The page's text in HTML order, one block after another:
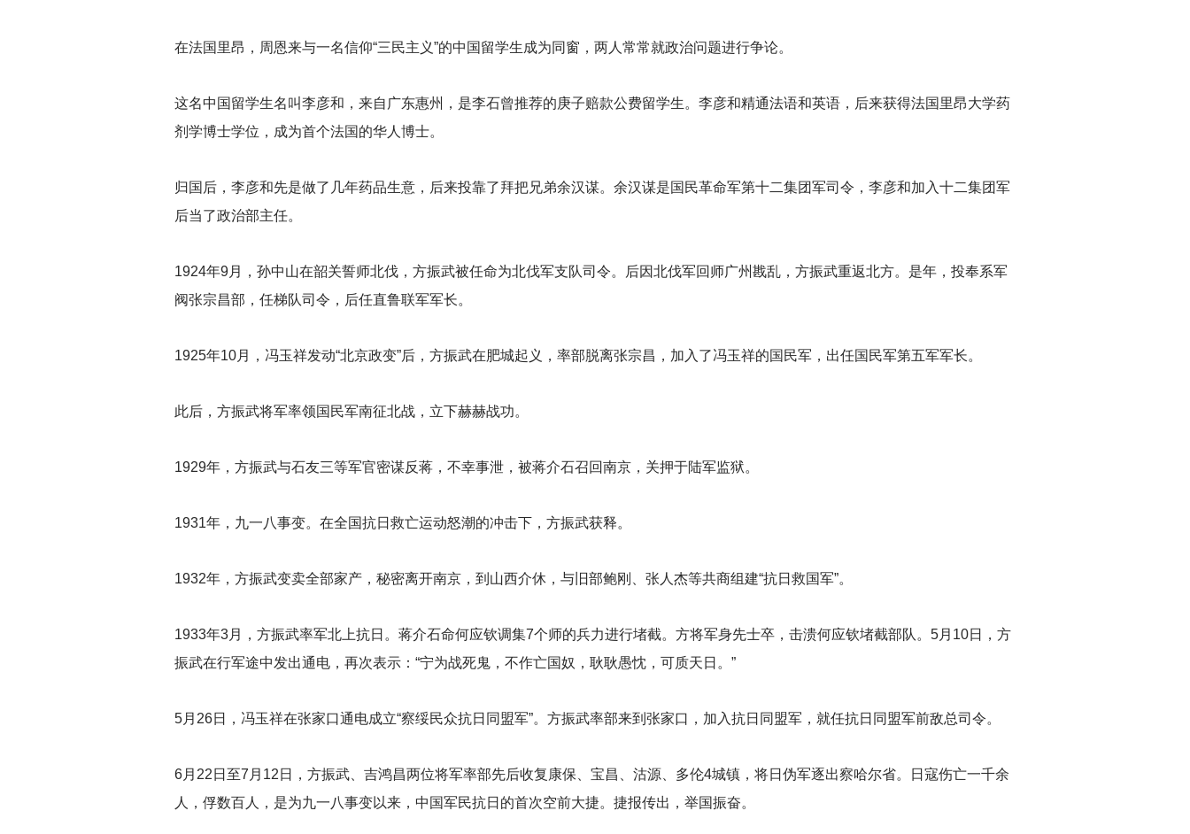
在法国里昂，周恩来与一名信仰“三民主义”的中国留学生成为同窗，两人常常就政治问题进行争论。
这名中国留学生名叫李彦和，来自广东惠州，是李石曾推荐的庚子赔款公费留学生。李彦和精通法语和英语，后来获得法国里昂大学药
剂学博士学位，成为首个法国的华人博士。
归国后，李彦和先是做了几年药品生意，后来投靠了拜把兄弟余汉谋。余汉谋是国民革命军第十二集团军司令，李彦和加入十二集团军
后当了政治部主任。
1924年9月，孙中山在韶关誓师北伐，方振武被任命为北伐军支队司令。后因北伐军回师广州戡乱，方振武重返北方。是年，投奉系军
阀张宗昌部，任梯队司令，后任直鲁联军军长。
1925年10月，冯玉祥发动“北京政变”后，方振武在肥城起义，率部脱离张宗昌，加入了冯玉祥的国民军，出任国民军第五军军长。
此后，方振武将军率领国民军南征北战，立下赫赫战功。
1929年，方振武与石友三等军官密谋反蒋，不幸事泄，被蒋介石召回南京，关押于陆军监狱。
1931年，九一八事变。在全国抗日救亡运动怒潮的冲击下，方振武获释。
1932年，方振武变卖全部家产，秘密离开南京，到山西介休，与旧部鲍刚、张人杰等共商组建“抗日救国军”。
1933年3月，方振武率军北上抗日。蒋介石命何应钦调集7个师的兵力进行堵截。方将军身先士卒，击溃何应钦堵截部队。5月10日，方
振武在行军途中发出通电，再次表示：“宁为战死鬼，不作亡国奴，耿耿愚忱，可质天日。”
5月26日，冯玉祥在张家口通电成立“察绥民众抗日同盟军”。方振武率部来到张家口，加入抗日同盟军，就任抗日同盟军前敌总司令。
6月22日至7月12日，方振武、吉鸿昌两位将军率部先后收复康保、宝昌、沽源、多伦4城镇，将日伪军逐出察哈尔省。日寇伤亡一千余
人，俘数百人，是为九一八事变以来，中国军民抗日的首次空前大捷。捷报传出，举国振奋。